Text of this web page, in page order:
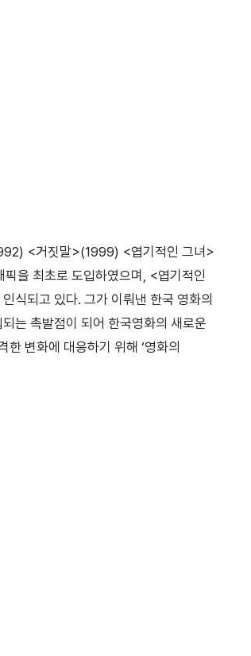
<거짓말>(1999) <엽기적인 그녀>
을 최초로 도입하였으며, <엽기적인
식되고 있다. 그가 이뤄낸 한국 영화의
는 촉발점이 되어 한국영화의 새로운
변화에 대응하기 위해 ‘영화의